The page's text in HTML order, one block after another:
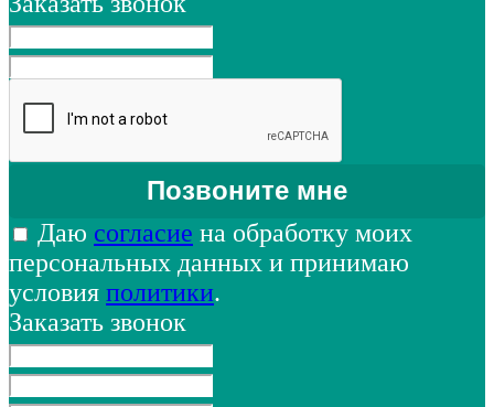
Даю согласие на обработку моих
персональных данных и принимаю
условия политики.
Заказать звонок